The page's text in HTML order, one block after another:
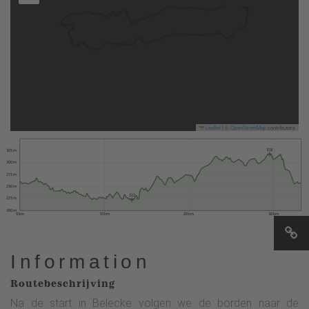
Leaflet OpenStreetMapcontributors
0 km 10 km 20 km 30 km
200 m
225 m
250 m
275 m
300 m
325 m
222
318
Information
Routebeschrijving
Na de start in Belecke volgen we de borden naar de